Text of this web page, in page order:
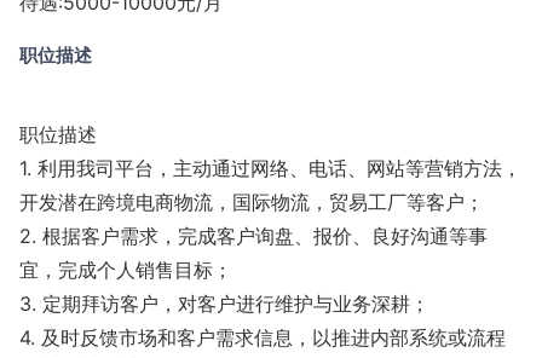
职位描述
职位描述
1. 利用我司平台，主动通过网络、电话、网站等营销方法，
开发潜在跨境电商物流，国际物流，贸易工厂等客户；
2. 根据客户需求，完成客户询盘、报价、良好沟通等事
宜，完成个人销售目标；
3. 定期拜访客户，对客户进行维护与业务深耕；
4. 及时反馈市场和客户需求信息，以推进内部系统或流程